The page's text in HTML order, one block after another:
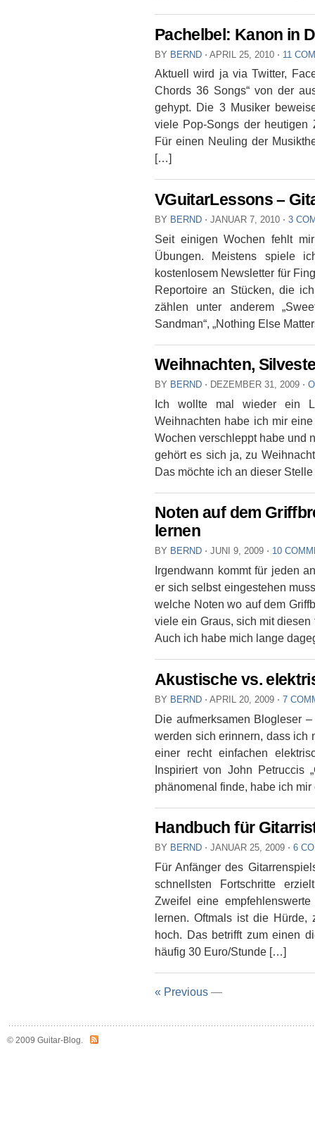
Pachelbel: Kanon in
BY BERND ⋅ APRIL 25, 2010 ⋅ 11
Aktuell wird ja via Twitter,
Chords 36 Songs“ von der
gehypt. Die 3 Musiker
viele Pop-Songs der heutigen
Für einen Neuling der
[…]
VGuitarLessons –
BY BERND ⋅ JANUAR 7, 2010 ⋅ 3
Seit einigen Wochen fehlt
Übungen. Meistens spiele
kostenlosem Newsletter für
Reportoire an Stücken, die
zählen unter anderem
Sandman“, „Nothing Else
Weihnachten,
BY BERND ⋅ DEZEMBER 31, 2009 ⋅
Ich wollte mal wieder ein
Weihnachten habe ich mir
Wochen verschleppt habe und
gehört es sich ja, zu
Das möchte ich an dieser
Noten auf dem
lernen
BY BERND ⋅ JUNI 9, 2009 ⋅ 10
Irgendwann kommt für jeden
er sich selbst eingestehen
welche Noten wo auf dem
viele ein Graus, sich mit
Auch ich habe mich lange
Akustische vs.
BY BERND ⋅ APRIL 20, 2009 ⋅ 7
Die aufmerksamen Blogleser
werden sich erinnern, dass ich
einer recht einfachen
Inspiriert von John Petruccis
phänomenal finde, habe ich
Handbuch für
BY BERND ⋅ JANUAR 25, 2009 ⋅ 6
Für Anfänger des
schnellsten Fortschritte
Zweifel eine
lernen. Oftmals ist die
hoch. Das betrifft zum einen
häufig 30 Euro/Stunde […]
« Previous —
© 2009 Guitar-Blog.